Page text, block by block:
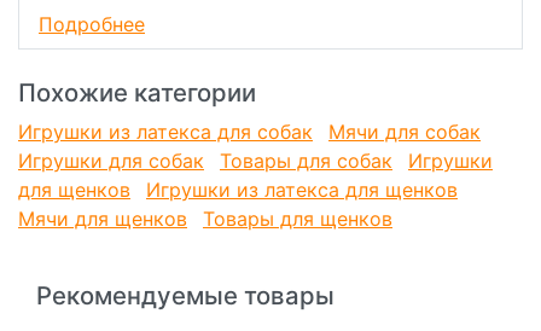
Имеет длительный жизненный ресурс.
Внутрь встроена пищалка.
Размер: 112х60х63 мм
Подробнее
Похожие категории
Игрушки из латекса для собак
Мячи для собак
Игрушки для собак
Товары для собак
Игрушки
для щенков
Игрушки из латекса для щенков
Мячи для щенков
Товары для щенков
Рекомендуемые товары